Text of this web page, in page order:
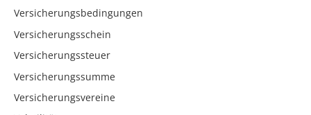
Versicherungsbedingungen
Versicherungsschein
Versicherungssteuer
Versicherungssumme
Versicherungsvereine